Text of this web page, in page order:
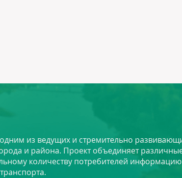
из ведущих и стремительно
и района. Проект объединяет
количеству потребителей